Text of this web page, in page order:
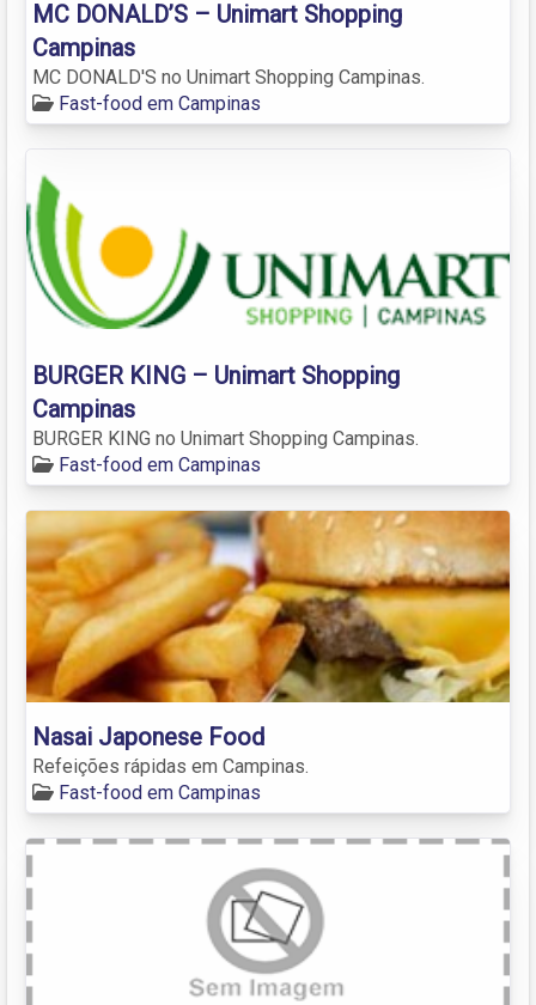
MC DONALD’S – Unimart Shopping
Campinas
MC DONALD'S no Unimart Shopping Campinas.
Fast-food em Campinas
BURGER KING – Unimart Shopping
Campinas
BURGER KING no Unimart Shopping Campinas.
Fast-food em Campinas
Nasai Japonese Food
Refeições rápidas em Campinas.
Fast-food em Campinas